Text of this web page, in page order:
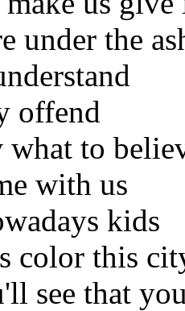
under the
offend
what to
with us
kids
color this
see that